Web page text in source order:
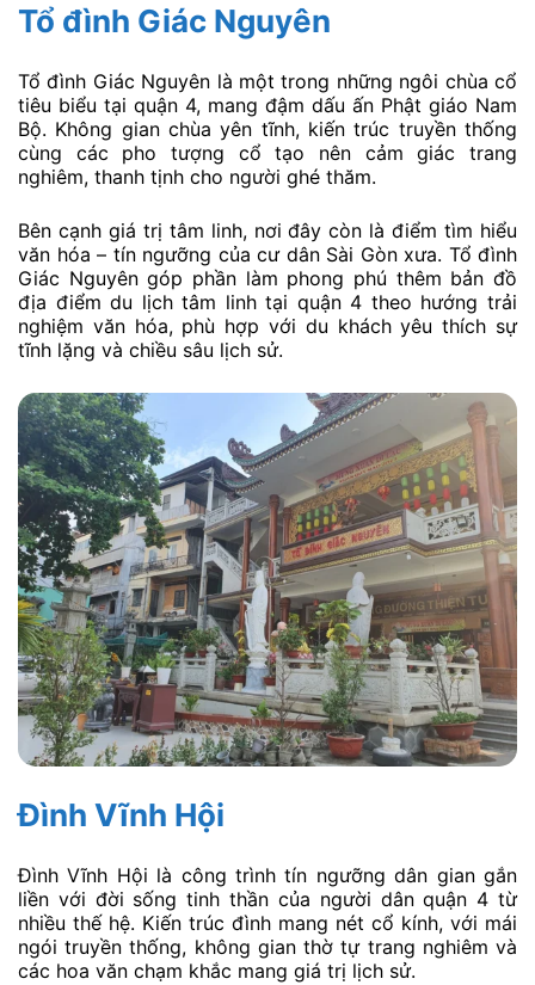
Tổ đình Giác Nguyên
Tổ đình Giác Nguyên là một trong những ngôi chùa cổ
tiêu biểu tại quận 4, mang đậm dấu ấn Phật giáo Nam
Bộ. Không gian chùa yên tĩnh, kiến trúc truyền thống
cùng các pho tượng cổ tạo nên cảm giác trang
nghiêm, thanh tịnh cho người ghé thăm.
Bên cạnh giá trị tâm linh, nơi đây còn là điểm tìm hiểu
văn hóa – tín ngưỡng của cư dân Sài Gòn xưa. Tổ đình
Giác Nguyên góp phần làm phong phú thêm bản đồ
địa điểm du lịch tâm linh tại quận 4 theo hướng trải
nghiệm văn hóa, phù hợp với du khách yêu thích sự
tĩnh lặng và chiều sâu lịch sử.
Đình Vĩnh Hội
Đình Vĩnh Hội là công trình tín ngưỡng dân gian gắn
liền với đời sống tinh thần của người dân quận 4 từ
nhiều thế hệ. Kiến trúc đình mang nét cổ kính, với mái
ngói truyền thống, không gian thờ tự trang nghiêm và
các hoa văn chạm khắc mang giá trị lịch sử.